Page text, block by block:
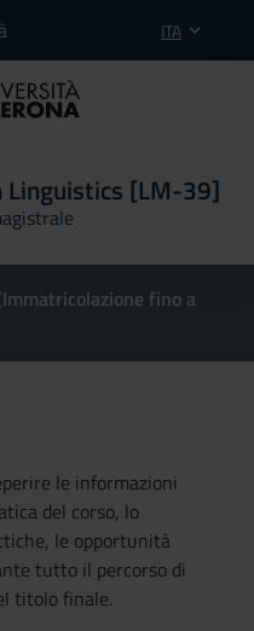
ITA
Linguistics [LM-39]
fino a
le informazioni
del corso, lo
le opportunità
tutto il percorso di
titolo finale.